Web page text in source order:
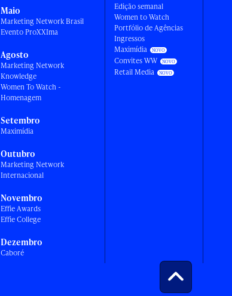
Maio
Marketing Network Brasil
Evento ProXXIma
Agosto
Marketing Network
Knowledge
Women To Watch -
Homenagem
Setembro
Maximídia
Outubro
Marketing Network
Internacional
Novembro
Effie Awards
Effie College
Dezembro
Caboré
Edição semanal
Women to Watch
Portfólio de Agências
Ingressos
Maximídia
Convites WW
Retail Media